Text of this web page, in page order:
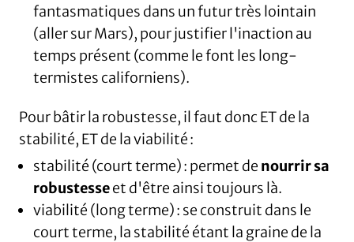
fantasmatiques dans un futur très lointain
(aller sur Mars), pour justifier l'inaction au
temps présent (comme le font les long-
termistes californiens).
Pour bâtir la robustesse, il faut donc ET de la
stabilité, ET de la viabilité :
stabilité (court terme) : permet de nourrir sa
robustesseet d'être ainsi toujours là.
viabilité (long terme) : se construit dans le
court terme, la stabilité étant la graine de la